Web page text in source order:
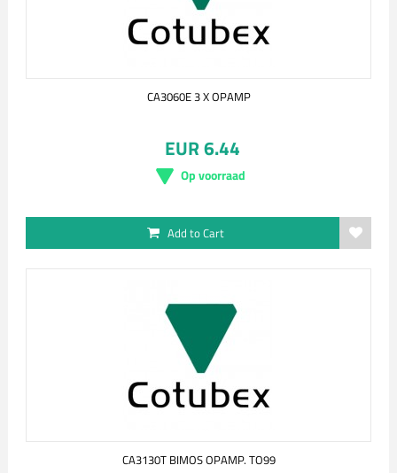
CA3060E 3 X OPAMP
EUR 6.44
Op voorraad
Add to Cart
CA3130T BIMOS OPAMP. TO99